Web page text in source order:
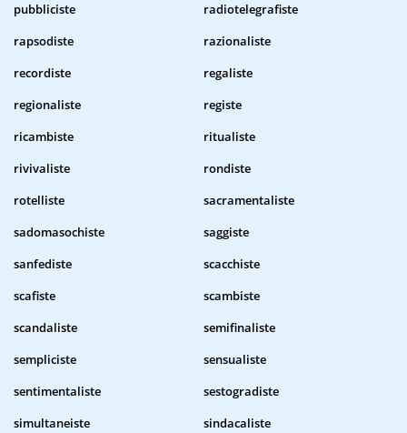
pubbliciste
radiotelegrafiste
rapsodiste
razionaliste
recordiste
regaliste
regionaliste
registe
ricambiste
ritualiste
rivivaliste
rondiste
rotelliste
sacramentaliste
sadomasochiste
saggiste
sanfediste
scacchiste
scafiste
scambiste
scandaliste
semifinaliste
sempliciste
sensualiste
sentimentaliste
sestogradiste
simultaneiste
sindacaliste